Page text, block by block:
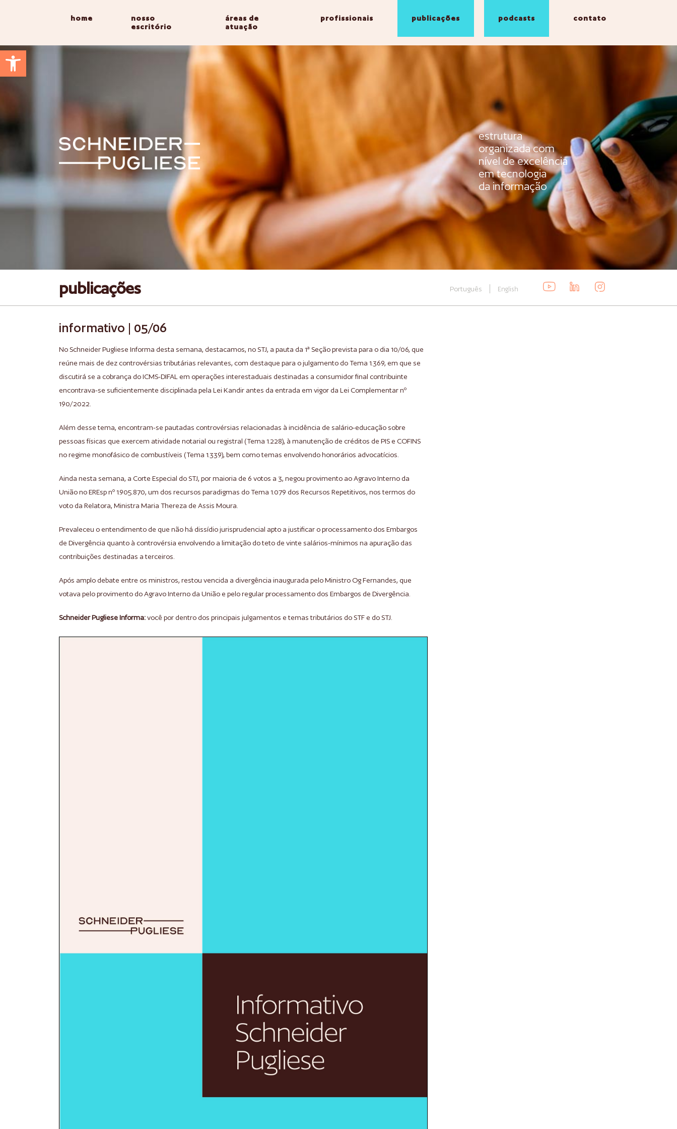
Abrir a barra de ferramentas
home
nosso
escritório
áreas de
atuação
profissionais publicações podcasts contato
estrutura
organizada com
nível de excelência
em tecnologia
da informação
publicações Português English
informativo | 05/06
No Schneider Pugliese Informa desta semana, destacamos, no STJ, a pauta da 1ª Seção prevista para o dia 10/06, que
reúne mais de dez controvérsias tributárias relevantes, com destaque para o julgamento do Tema 1.369, em que se
discutirá se a cobrança do ICMS-DIFAL em operações interestaduais destinadas a consumidor final contribuinte
encontrava-se suficientemente disciplinada pela Lei Kandir antes da entrada em vigor da Lei Complementar nº
190/2022.
Além desse tema, encontram-se pautadas controvérsias relacionadas à incidência de salário-educação sobre
pessoas físicas que exercem atividade notarial ou registral (Tema 1.228), à manutenção de créditos de PIS e COFINS
no regime monofásico de combustíveis (Tema 1.339), bem como temas envolvendo honorários advocatícios.
Ainda nesta semana, a Corte Especial do STJ, por maioria de 6 votos a 3, negou provimento ao Agravo Interno da
União no EREsp nº 1.905.870, um dos recursos paradigmas do Tema 1.079 dos Recursos Repetitivos, nos termos do
voto da Relatora, Ministra Maria Thereza de Assis Moura.
Prevaleceu o entendimento de que não há dissídio jurisprudencial apto a justificar o processamento dos Embargos
de Divergência quanto à controvérsia envolvendo a limitação do teto de vinte salários-mínimos na apuração das
contribuições destinadas a terceiros.
Após amplo debate entre os ministros, restou vencida a divergência inaugurada pelo Ministro Og Fernandes, que
votava pelo provimento do Agravo Interno da União e pelo regular processamento dos Embargos de Divergência.
Schneider Pugliese Informa:você por dentro dos principais julgamentos e temas tributários do STF e do STJ.